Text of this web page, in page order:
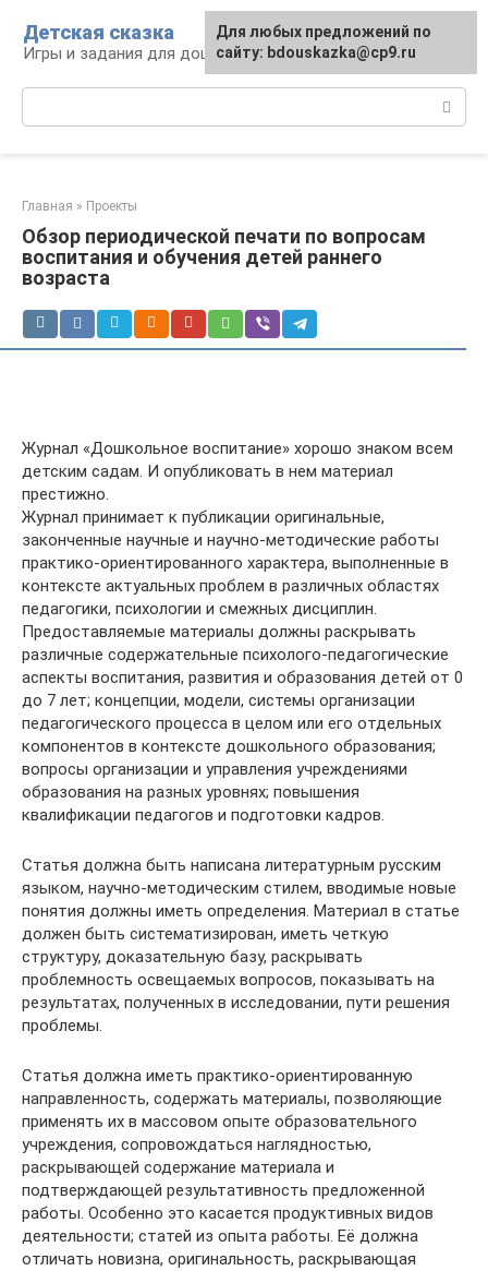
контенту
Детская сказка
Игры и задания для дошкольников
Главная » Проекты
Обзор периодической печати по вопросам
воспитания и обучения детей раннего
возраста
Журнал «Дошкольное воспитание» хорошо знаком всем
детским садам. И опубликовать в нем материал
престижно.
Журнал принимает к публикации оригинальные,
законченные научные и научно-методические работы
практико-ориентированного характера, выполненные в
контексте актуальных проблем в различных областях
педагогики, психологии и смежных дисциплин.
Предоставляемые материалы должны раскрывать
различные содержательные психолого-педагогические
аспекты воспитания, развития и образования детей от 0
до 7 лет; концепции, модели, системы организации
педагогического процесса в целом или его отдельных
компонентов в контексте дошкольного образования;
вопросы организации и управления учреждениями
образования на разных уровнях; повышения
квалификации педагогов и подготовки кадров.
Статья должна быть написана литературным русским
языком, научно-методическим стилем, вводимые новые
понятия должны иметь определения. Материал в статье
должен быть систематизирован, иметь четкую
структуру, доказательную базу, раскрывать
проблемность освещаемых вопросов, показывать на
результатах, полученных в исследовании, пути решения
проблемы.
Статья должна иметь практико-ориентированную
направленность, содержать материалы, позволяющие
применять их в массовом опыте образовательного
учреждения, сопровождаться наглядностью,
раскрывающей содержание материала и
подтверждающей результативность предложенной
работы. Особенно это касается продуктивных видов
деятельности; статей из опыта работы. Её должна
отличать новизна, оригинальность, раскрывающая
Для любых предложений по
сайту: bdouskazka@cp9.ru